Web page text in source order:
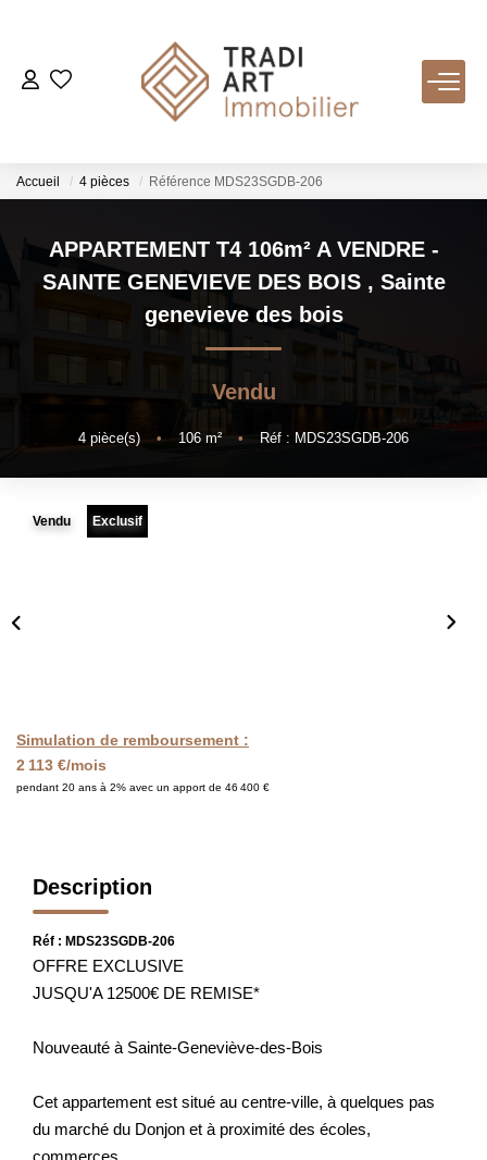
ACHETER
LOUER
VENDRE
Estimer
Biens Vendus
Accueil 4 pièces Référence MDS23SGDB-206
APPARTEMENT T4 106m² A VENDRE -
SAINTE GENEVIEVE DES BOIS , Sainte
genevieve des bois
Vendu
4 pièce(s) • 106 m² • Réf : MDS23SGDB-206
Vendu Exclusif
Simulation de remboursement :
2 113 €/mois
pendant 20 ans à 2% avec un apport de 46 400 €
Description
Réf : MDS23SGDB-206
OFFRE EXCLUSIVE
JUSQU'A 12500€ DE REMISE*
Nouveauté à Sainte-Geneviève-des-Bois
Cet appartement est situé au centre-ville, à quelques pas
du marché du Donjon et à proximité des écoles,
commerces.